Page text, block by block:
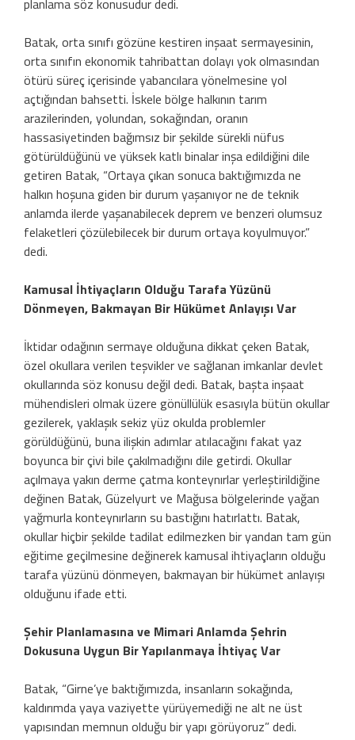
Batak, orta sınıfı gözüne kestiren inşaat sermayesinin,
orta sınıfın ekonomik tahribattan dolayı yok olmasından
ötürü süreç içerisinde yabancılara yönelmesine yol
açtığından bahsetti. İskele bölge halkının tarım
arazilerinden, yolundan, sokağından, oranın
hassasiyetinden bağımsız bir şekilde sürekli nüfus
götürüldüğünü ve yüksek katlı binalar inşa edildiğini dile
getiren Batak, “Ortaya çıkan sonuca baktığımızda ne
halkın hoşuna giden bir durum yaşanıyor ne de teknik
anlamda ilerde yaşanabilecek deprem ve benzeri olumsuz
felaketleri çözülebilecek bir durum ortaya koyulmuyor.”
dedi.
Kamusal İhtiyaçların Olduğu Tarafa Yüzünü
Dönmeyen, Bakmayan Bir Hükümet Anlayışı Var
İktidar odağının sermaye olduğuna dikkat çeken Batak,
özel okullara verilen teşvikler ve sağlanan imkanlar devlet
okullarında söz konusu değil dedi. Batak, başta inşaat
mühendisleri olmak üzere gönüllülük esasıyla bütün okullar
gezilerek, yaklaşık sekiz yüz okulda problemler
görüldüğünü, buna ilişkin adımlar atılacağını fakat yaz
boyunca bir çivi bile çakılmadığını dile getirdi. Okullar
açılmaya yakın derme çatma konteynırlar yerleştirildiğine
değinen Batak, Güzelyurt ve Mağusa bölgelerinde yağan
yağmurla konteynırların su bastığını hatırlattı. Batak,
okullar hiçbir şekilde tadilat edilmezken bir yandan tam gün
eğitime geçilmesine değinerek kamusal ihtiyaçların olduğu
tarafa yüzünü dönmeyen, bakmayan bir hükümet anlayışı
olduğunu ifade etti.
Şehir Planlamasına ve Mimari Anlamda Şehrin
Dokusuna Uygun Bir Yapılanmaya İhtiyaç Var
Batak, “Girne’ye baktığımızda, insanların sokağında,
kaldırımda yaya vaziyette yürüyemediği ne alt ne üst
yapısından memnun olduğu bir yapı görüyoruz” dedi.